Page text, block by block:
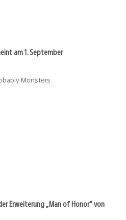
am 1. September
Monsters
Erweiterung „Man of Honor“ von